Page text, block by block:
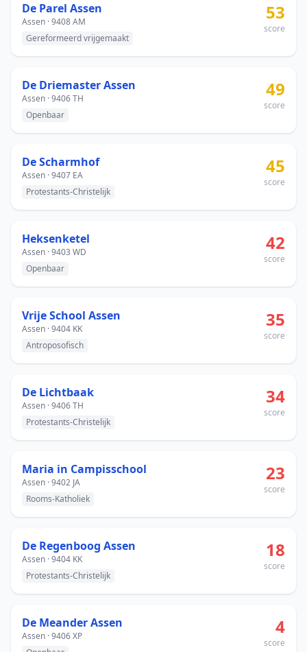
De Parel Assen
Assen · 9408 AM
Gereformeerd vrijgemaakt
53
score
De Driemaster Assen
Assen · 9406 TH
Openbaar
49
score
De Scharmhof
Assen · 9407 EA
Protestants-Christelijk
45
score
Heksenketel
Assen · 9403 WD
Openbaar
42
score
Vrije School Assen
Assen · 9404 KK
Antroposofisch
35
score
De Lichtbaak
Assen · 9406 TH
Protestants-Christelijk
34
score
Maria in Campisschool
Assen · 9402 JA
Rooms-Katholiek
23
score
De Regenboog Assen
Assen · 9404 KK
Protestants-Christelijk
18
score
De Meander Assen
Assen · 9406 XP
4
score